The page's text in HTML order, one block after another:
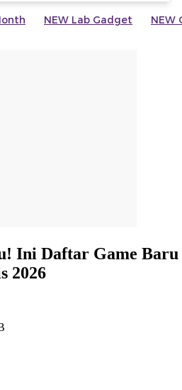
NEW Lab Gadget NEW
Ini Daftar Game Baru
2026